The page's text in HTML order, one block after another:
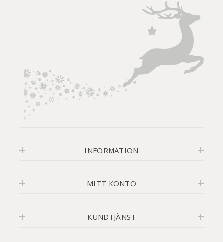
INFORMATION
MITT KONTO
KUNDTJÄNST